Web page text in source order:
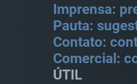
Imprensa:
Pauta:
Contato:
Comercial:
ÚTIL